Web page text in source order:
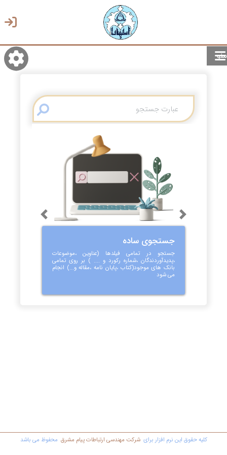
منو
انتخاب زبان
جستجوی ساده
جستجو در تمامی فیلدها (عناوین ،موضوعات
،پدیدآوردندگان ،شماره رکورد و .... ) بر روی تمامی
بانک های موجود(کتاب ،پایان نامه ،مقاله و...) انجام
می شود
Previous Next
کليه حقوق اين نرم افزار برای شرکت مهندسي ارتباطات پیام مشرق محفوظ مي باشد